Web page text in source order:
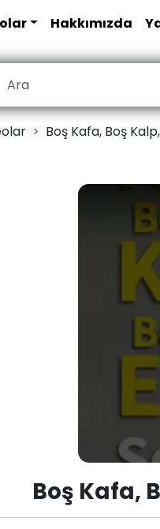
Hakkımızda
Boş Kafa, Boş
Boş Kafa,